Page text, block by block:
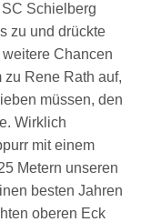
Schielberg
zu und drückte
Chancen
zu Rene Rath auf,
müssen, den
Wirklich
mit einem
Metern unseren
besten Jahren
oberen Eck